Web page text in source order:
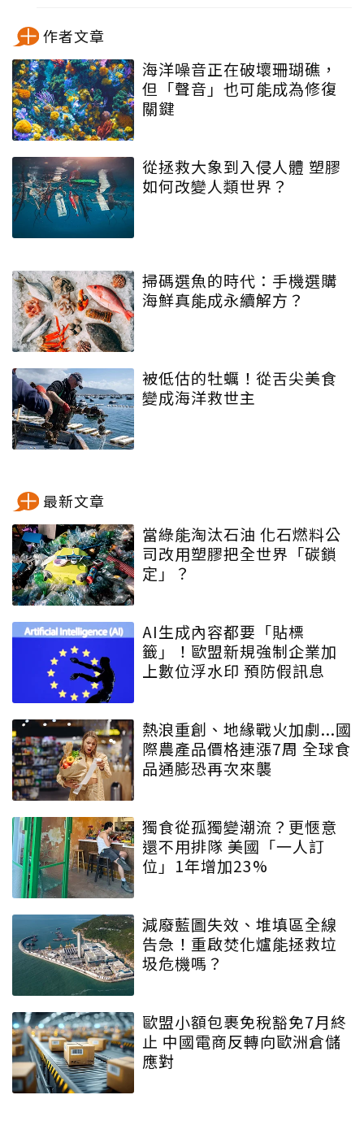
作者文章
海洋噪音正在破壞珊瑚礁，
但「聲音」也可能成為修復
關鍵
從拯救大象到入侵人體 塑膠
如何改變人類世界？
掃碼選魚的時代：手機選購
海鮮真能成永續解方？
被低估的牡蠣！從舌尖美食
變成海洋救世主
最新文章
當綠能淘汰石油 化石燃料公
司改用塑膠把全世界「碳鎖
定」？
AI生成內容都要「貼標
籤」！歐盟新規強制企業加
上數位浮水印 預防假訊息
熱浪重創、地緣戰火加劇...國
際農產品價格連漲7周 全球食
品通膨恐再次來襲
獨食從孤獨變潮流？更愜意
還不用排隊 美國「一人訂
位」1年增加23%
減廢藍圖失效、堆填區全線
告急！重啟焚化爐能拯救垃
圾危機嗎？
歐盟小額包裹免稅豁免7月終
止 中國電商反轉向歐洲倉儲
應對